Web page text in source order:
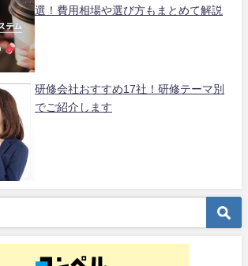
選！費用相場や選び方もまとめて解説
研修会社おすすめ17社！研修テーマ別
でご紹介します